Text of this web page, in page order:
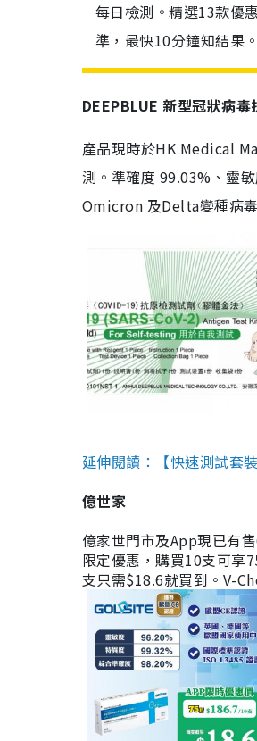
每日檢測。精選13款優
準，最快10分鐘知結果。
DEEPBLUE 新型冠狀病毒
產品現時於HK Medical
測。準確度 99.03%、靈
Omicron 及Delta變種病
延伸閱讀：【快速測試套
億世家
億家世門市及App現已有
限定優惠，購買10支可
支只需$18.6就買到。V-